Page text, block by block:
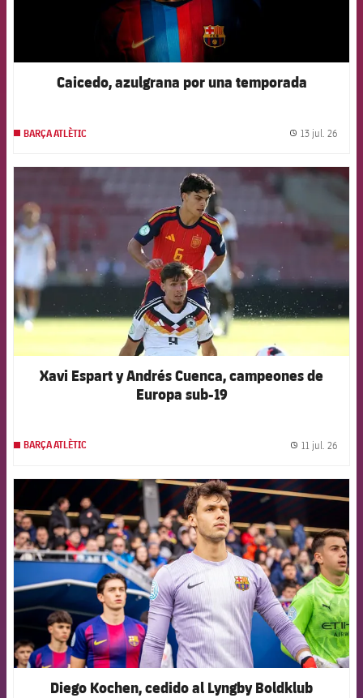
Caicedo, azulgrana por una temporada
BARÇA ATLÈTIC 13 jul. 26
FCB Barcelona badge
Xavi Espart y Andrés Cuenca, campeones de
Europa sub-19
BARÇA ATLÈTIC 11 jul. 26
FCB Barcelona badge
Diego Kochen, cedido al Lyngby Boldklub